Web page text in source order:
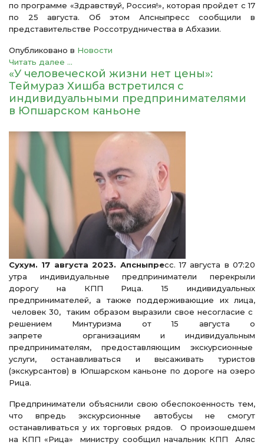
по программе «Здравствуй, Россия!», которая пройдет с 17
по 25 августа. Об этом Апсныпресс сообщили в
представительстве Россотрудничества в Абхазии.
Опубликовано в Новости
Читать далее ...
«У человеческой жизни нет цены»:
Теймураз Хишба встретился с
индивидуальными предпринимателями
в Юпшарском каньоне
Сухум. 17 августа 2023. Апсныпресс. 17 августа в 07:20
утра индивидуальные предприниматели перекрыли
дорогу на КПП Рица. 15 индивидуальных
предпринимателей, а также поддерживающие их лица,
человек 30, таким образом выразили свое несогласие с
решением Минтуризма от 15 августа о
запрете организациям и индивидуальным
предпринимателям, предоставляющим экскурсионные
услуги, останавливаться и высаживать туристов
(экскурсантов) в Юпшарском каньоне по дороге на озеро
Рица.
Предприниматели объяснили свою обеспокоенность тем,
что впредь экскурсионные автобусы не смогут
останавливаться у их торговых рядов. О произошедшем
на КПП «Рица» министру сообщил начальник КПП Аляс